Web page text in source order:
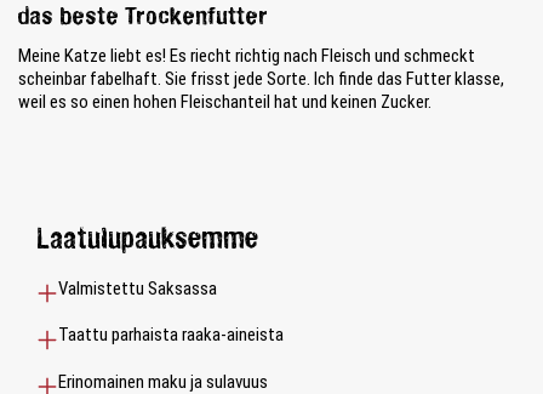
das beste Trockenfutter
Meine Katze liebt es! Es riecht richtig nach Fleisch und schmeckt
scheinbar fabelhaft. Sie frisst jede Sorte. Ich finde das Futter klasse,
weil es so einen hohen Fleischanteil hat und keinen Zucker.
Laatulupauksemme
Valmistettu Saksassa
Taattu parhaista raaka-aineista
Erinomainen maku ja sulavuus